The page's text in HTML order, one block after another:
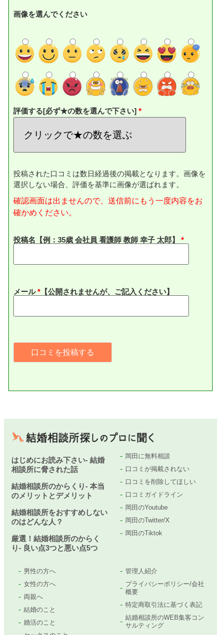
画像を選んでください
評価する[必ず★の数を選んで下さい]
投稿された口コミは数日経過後の掲載となります。画像を
選択しない場合、評価を基準に画像が選ばれます。
確認画面は出ませんので、送信前にもう一度内容をお
確かめください。
投稿名【例：35歳 会社員 看護師 教師 幸子 太郎】
メール* 【公開されませんが、ご記入ください】
はじめにお読み下さい- 結婚
相談所に脅された話
結婚相談所のからくり- 本当
のメリットとデメリット
結婚相談所をおすすめしない
のはどんな人？
厳選！結婚相談所のからく
り- 良い点3つと悪い点5つ
岡田に無料相談
口コミが掲載されない
口コミを削除してほしい
口コミガイドライン
岡田のYoutube
岡田のTwitter/X
岡田のTiktok
男性の方へ
女性の方へ
両親へ
結婚のこと
婚活のこと
管理人紹介
プライバシーポリシー/会社
概要
特定商取引法に基づく表記
結婚相談所のWEB集客コン
サルティング